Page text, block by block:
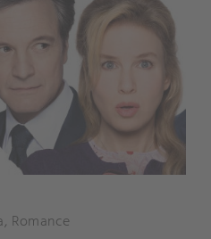
, Romance